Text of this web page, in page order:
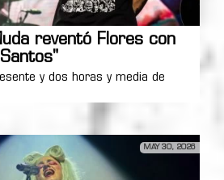
reventó Flores con
y dos horas y media de
MAY 30, 2026